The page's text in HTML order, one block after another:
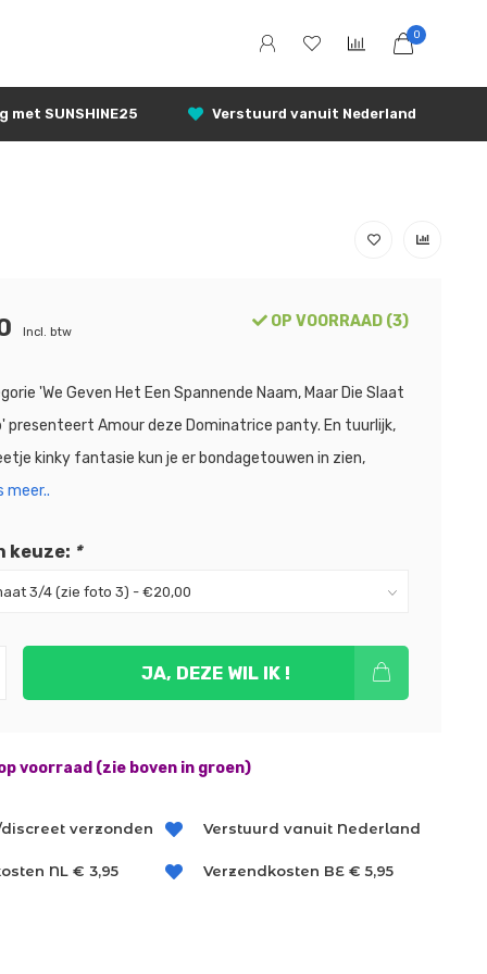
0
met SUNSHINE25 Verstuurd vanuit Nederland
Incl. btw
OP VOORRAAD (3)
'We Geven Het Een Spannende Naam, Maar Die Slaat
presenteert Amour deze Dominatrice panty. En tuurlijk,
kinky fantasie kun je er bondagetouwen in zien,
meer..
keuze: *
JA, DEZE WIL IK !
voorraad (zie boven in groen)
verzonden Verstuurd vanuit Nederland
NL € 3,95 Verzendkosten BE € 5,95